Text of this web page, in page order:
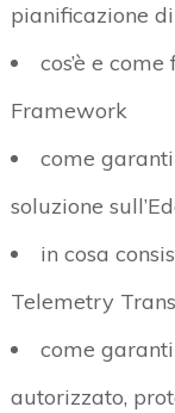
pianificazione
cos’è e
Framework
come
soluzione
in cosa
Telemetry
come
autorizzato,